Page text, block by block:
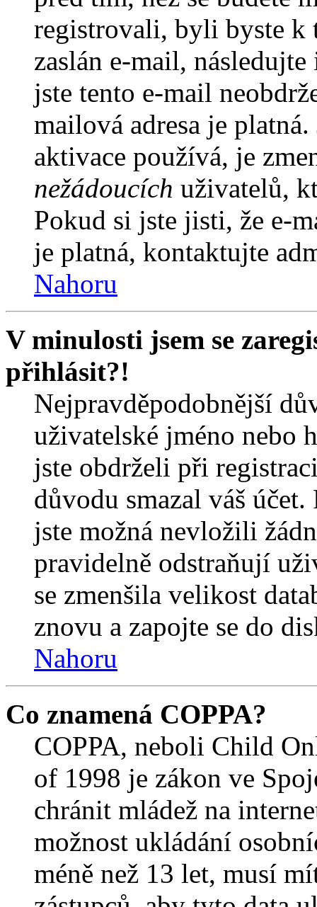
registrovali, byli byste k
zaslán e-mail,
jste tento e-mail
mailová adresa je
aktivace používá, je
nežádoucích uživatelů,
Pokud si jste jisti, že e-
je platná, kontaktujte
Nahoru
V minulosti jsem se
přihlásit?!
Nejpravděpodobnější
uživatelské jméno nebo
jste obdrželi při
důvodu smazal váš
jste možná nevložili
pravidelně odstraňují
se zmenšila velikost
znovu a zapojte se do
Nahoru
Co znamená COPPA?
COPPA, neboli Child
of 1998 je zákon ve
chránit mládež na
možnost ukládání
méně než 13 let, musí